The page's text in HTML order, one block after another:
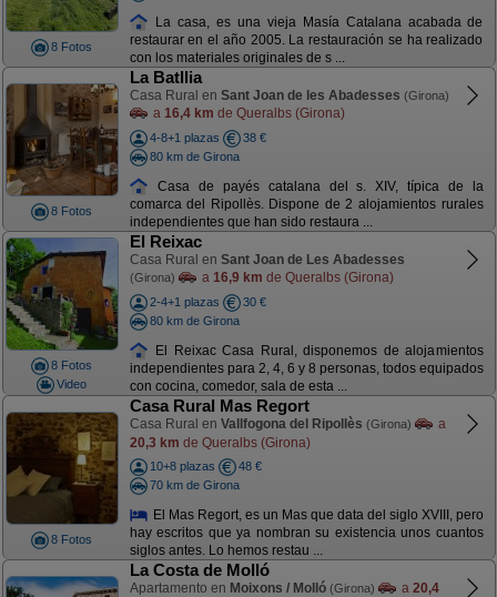
8 Fotos
La casa, es una vieja Masía Catalana acabada de
restaurar en el año 2005. La restauración se ha realizado
con los materiales originales de s ...
8 Fotos
La Batllia
Casa Rural en Sant Joan de les Abadesses (Girona)
a 16,4 km de Queralbs (Girona)
4-8+1 plazas
38 €
80 km de Girona
Casa de payés catalana del s. XIV, típica de la
comarca del Ripollès. Dispone de 2 alojamientos rurales
independientes que han sido restaura ...
8 Fotos
Video
El Reixac
Casa Rural en Sant Joan de Les Abadesses
(Girona) a 16,9 km de Queralbs (Girona)
2-4+1 plazas
30 €
80 km de Girona
El Reixac Casa Rural, disponemos de alojamientos
independientes para 2, 4, 6 y 8 personas, todos equipados
con cocina, comedor, sala de esta ...
8 Fotos
Casa Rural Mas Regort
Casa Rural en Vallfogona del Ripollès (Girona)
a
20,3 km de Queralbs (Girona)
10+8 plazas
48 €
70 km de Girona
El Mas Regort, es un Mas que data del siglo XVIII, pero
hay escritos que ya nombran su existencia unos cuantos
siglos antes. Lo hemos restau ...
La Costa de Molló
Apartamento en Moixons / Molló (Girona) a 20,4